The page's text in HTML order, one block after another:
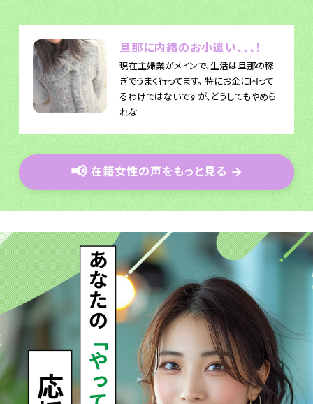
旦那に内緒のお小遣い、、、！
現在主婦業がメインで、生活は旦那の稼
ぎでうまく行ってます。 特にお金に困って
るわけではないですが、どうしてもやめら
れな
📢 在籍女性の声をもっと見る →